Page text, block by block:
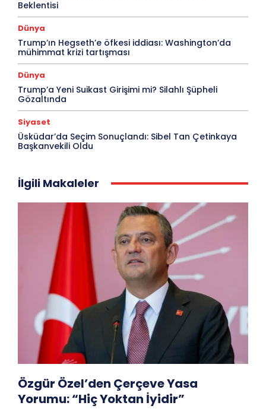
Beklentisi
Dünya
Trump’ın Hegseth’e öfkesi iddiası: Washington’da
mühimmat krizi tartışması
Dünya
Trump’a Yeni Suikast Girişimi mi? Silahlı Şüpheli
Gözaltında
Siyaset
Üsküdar’da Seçim Sonuçlandı: Sibel Tan Çetinkaya
Başkanvekili Oldu
İlgili Makaleler
Özgür Özel’den Çerçeve Yasa
Yorumu: “Hiç Yoktan İyidir”